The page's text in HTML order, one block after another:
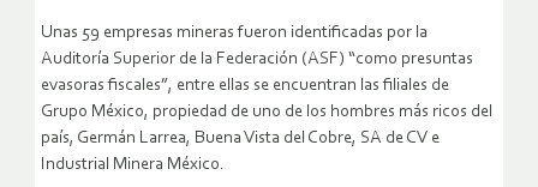
Unas 59 empresas mineras fueron identificadas por la
Auditoría Superior de la Federación (ASF) “como presuntas
evasoras fiscales”, entre ellas se encuentran las filiales de
Grupo México, propiedad de uno de los hombres más ricos del
país, Germán Larrea, Buena Vista del Cobre, SA de CV e
Industrial Minera México.